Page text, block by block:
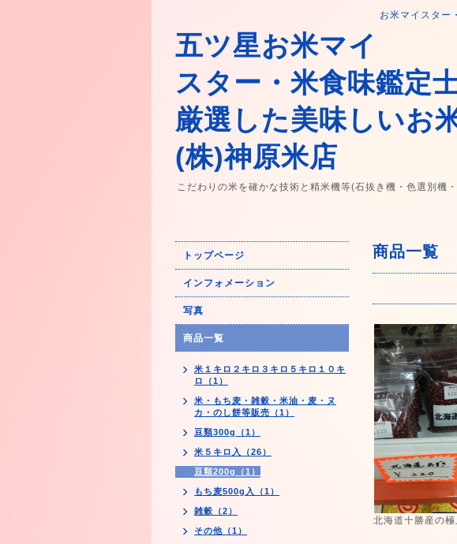
お米マイスター
五ツ星お米マイ
スター・米食味鑑定
厳選した美味しいお
(株)神原米店
こだわりの米を確かな技術と精米機等(石抜き機・色選別機
商品一覧
北海道十勝産の極
トップページ
インフォメーション
写真
商品一覧
米１キロ２キロ３キロ５キロ１０キ
ロ（1）
米・もち麦・雑穀・米油・麦・ヌ
カ・のし餅等販売（1）
豆類300g（1）
米５キロ入（26）
豆類200g（1）
もち麦500g入（1）
雑穀（2）
その他（1）